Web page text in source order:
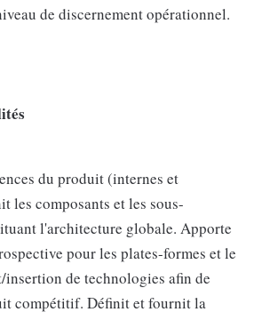
de discernement opérationnel.
du produit (internes et
les composants et les sous-
l'architecture globale. Apporte
pour les plates-formes et le
insertion de technologies afin de
compétitif. Définit et fournit la